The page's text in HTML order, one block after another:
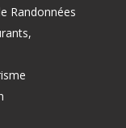
Randonnées